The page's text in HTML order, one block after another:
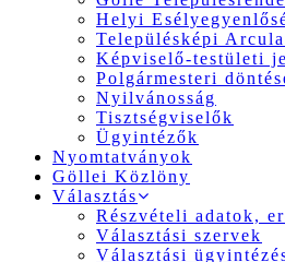
Helyi
Településképi
Képviselő-testületi
Polgármesteri
Nyilvánosság
Tisztségviselők
Ügyintézők
Nyomtatványok
Göllei Közlöny
Választás
Részvételi adatok,
Választási szervek
Választási